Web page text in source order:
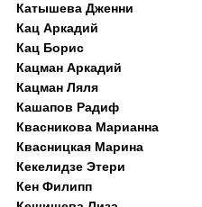
Катышева Дженни
Кац Аркадий
Кац Борис
Кацман Аркадий
Кацман Ляля
Кашапов Радиф
Квасникова Марианна
Квасницкая Марина
Кекелидзе Этери
Кен Филипп